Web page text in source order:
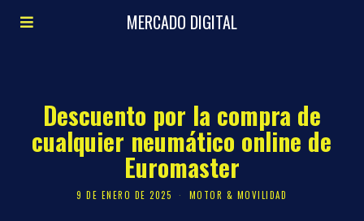
MERCADO DIGITAL
Descuento por la compra de
cualquier neumático online de
Euromaster
9 DE ENERO DE 2025 MOTOR & MOVILIDAD